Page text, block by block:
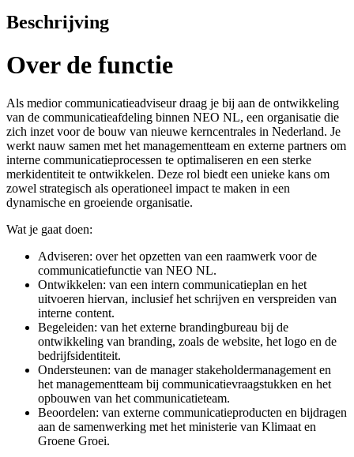
Beschrijving
Over de functie
Als medior communicatieadviseur draag je bij aan de ontwikkeling
van de communicatieafdeling binnen NEO NL, een organisatie die
zich inzet voor de bouw van nieuwe kerncentrales in Nederland. Je
werkt nauw samen met het managementteam en externe partners om
interne communicatieprocessen te optimaliseren en een sterke
merkidentiteit te ontwikkelen. Deze rol biedt een unieke kans om
zowel strategisch als operationeel impact te maken in een
dynamische en groeiende organisatie.
Wat je gaat doen:
Adviseren: over het opzetten van een raamwerk voor de
communicatiefunctie van NEO NL.
Ontwikkelen: van een intern communicatieplan en het
uitvoeren hiervan, inclusief het schrijven en verspreiden van
interne content.
Begeleiden: van het externe brandingbureau bij de
ontwikkeling van branding, zoals de website, het logo en de
bedrijfsidentiteit.
Ondersteunen: van de manager stakeholdermanagement en
het managementteam bij communicatievraagstukken en het
opbouwen van het communicatieteam.
Beoordelen: van externe communicatieproducten en bijdragen
aan de samenwerking met het ministerie van Klimaat en
Groene Groei.